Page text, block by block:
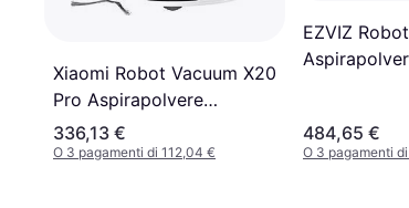
Xiaomi Robot Vacuum X20
Pro Aspirapolvere
Lavapavimenti
336,13 €
O 3 pagamenti di 112,04 €
EZVIZ Robot
484,65 €
O 3 pagamenti di